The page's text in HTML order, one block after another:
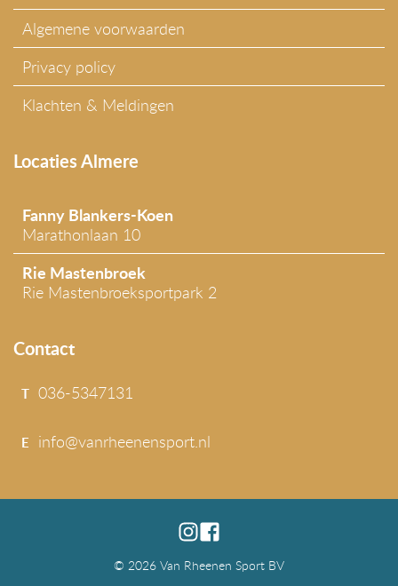
Algemene voorwaarden
Privacy policy
Klachten & Meldingen
Locaties Almere
Fanny Blankers-Koen
Marathonlaan 10
Rie Mastenbroek
Rie Mastenbroeksportpark 2
Contact
T 036-5347131
E info@vanrheenensport.nl
© 2026 Van Rheenen Sport BV